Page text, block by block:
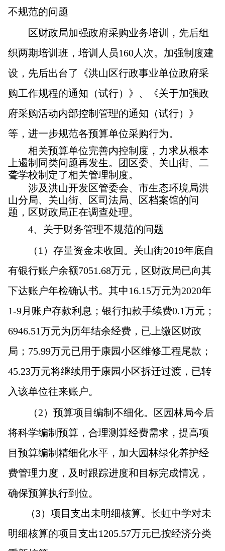
不规范的问题
区财政局加强政府采购业务培训，先后组
织两期培训班，培训人员160人次。加强制度建
设，先后出台了《洪山区行政事业单位政府采
购工作规程的通知（试行）》、《关于加强政
府采购活动内部控制管理的通知（试行）》
等，进一步规范各预算单位采购行为。
相关预算单位完善内控制度，力求从根本
上遏制同类问题再发生。团区委、关山街、二
聋学校制定了相关管理制度。
涉及洪山开发区管委会、市生态环境局洪
山分局、关山街、区司法局、区档案馆的问
题，区财政局正在调查处理。
4、关于财务管理不规范的问题
（1）存量资金未收回。关山街2019年底自
有银行账户余额7051.68万元，区财政局已向其
下达账户年检确认书。其中16.15万元为2020年
1-9月账户存款利息；银行扣款手续费0.1万元；
6946.51万元为历年结余经费，已上缴区财政
局；75.99万元已用于康园小区维修工程尾款；
45.23万元将继续用于康园小区拆迁过渡，已转
入该单位往来账户。
（2）预算项目编制不细化。区园林局今后
将科学编制预算，合理测算经费需求，提高项
目预算编制精细化水平，加大园林绿化养护经
费管理力度，及时跟踪进度和目标完成情况，
确保预算执行到位。
（3）项目支出未明细核算。长虹中学对未
明细核算的项目支出1205.57万元已按经济分类